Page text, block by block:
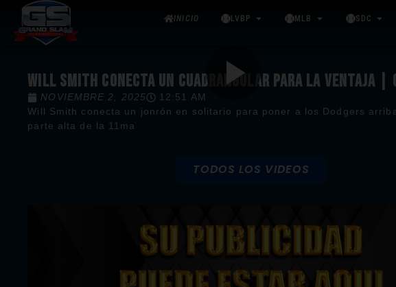
INICIO LVBP MLB SDC
WILL SMITH CONECTA UN CUADRANGULAR PARA LA
NOVIEMBRE 2, 2025
12:51 AM
Will Smith conecta un jonrón en solitario para poner a los Dodgers
parte alta de la 11ma
TODOS LOS VIDEOS